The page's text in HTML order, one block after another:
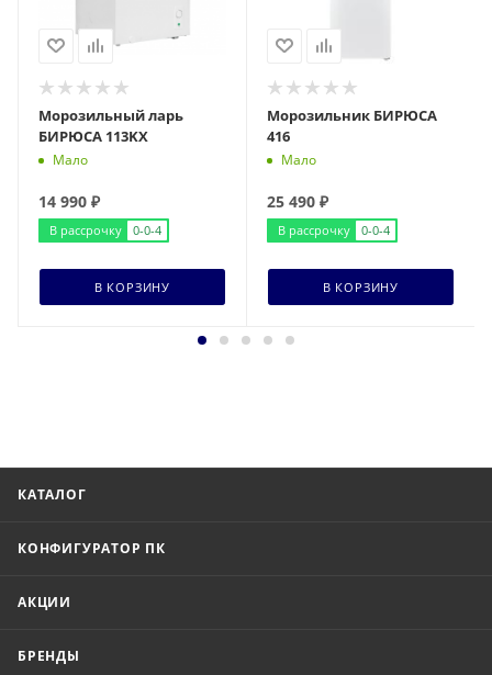
Морозильный ларь
БИРЮСА 113KX
Мало
14 990 ₽
В рассрочку 0-0-4
В КОРЗИНУ
Морозильник БИРЮСА
416
Мало
25 490 ₽
В рассрочку 0-0-4
В КОРЗИНУ
КАТАЛОГ
КОНФИГУРАТОР ПК
АКЦИИ
БРЕНДЫ